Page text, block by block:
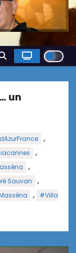
un
,
,
,
Sauvan ,
,
#Villa